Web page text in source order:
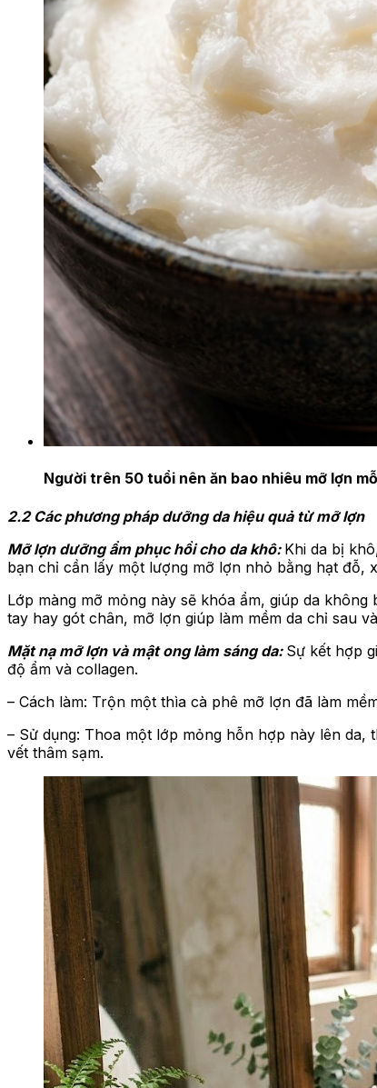
Người trên 50 tuổi nên ăn bao nhiêu mỡ lợn
2.2 Các phương pháp dưỡng da hiệu quả từ mỡ lợn
Mỡ lợn dưỡng ẩm phục hồi cho da khô: Khi da bị
bạn chỉ cần lấy một lượng mỡ lợn nhỏ bằng hạt đỗ,
Lớp màng mỡ mỏng này sẽ khóa ẩm, giúp da
tay hay gót chân, mỡ lợn giúp làm mềm da chỉ sau
Mặt nạ mỡ lợn và mật ong làm sáng da: Sự kết hợp
độ ẩm và collagen.
– Cách làm: Trộn một thìa cà phê mỡ lợn đã làm
– Sử dụng: Thoa một lớp mỏng hỗn hợp này lên da,
vết thâm sạm.